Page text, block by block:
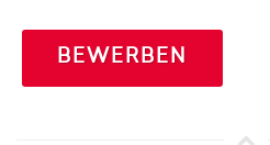
BEWERBEN